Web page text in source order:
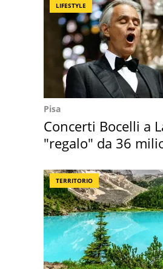
LIFESTYLE
Pisa
Concerti Bocelli a
"regalo" da 36
TERRITORIO